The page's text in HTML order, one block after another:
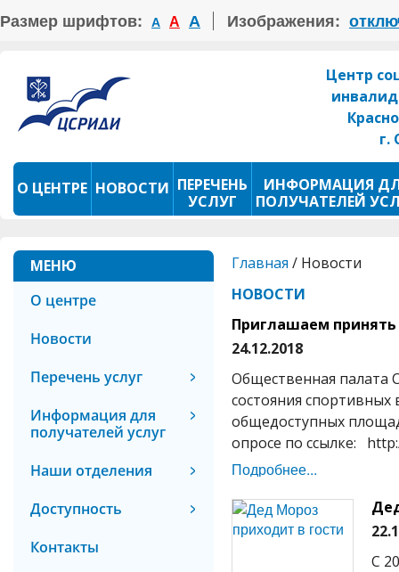
Размер шрифтов: А А А Изображения:
Центр
г.
О ЦЕНТРЕ НОВОСТИ ПЕРЕЧЕНЬ
УСЛУГ
ИНФОРМАЦИЯ
ПОЛУЧАТЕЛЕЙ
ПРОКАТ ТСР ФОТОКОНКУРС
МЕНЮ
О центре
Новости
Перечень услуг
Информация для
получателей услуг
Наши отделения
Доступность
Контакты
Главная / Новости
НОВОСТИ
Приглашаем принять
24.12.2018
Общественная палата
состояния
общедоступных
опросе по ссылке:
Подробнее...
С